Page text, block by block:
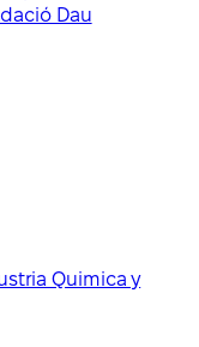
Dau
Quimica y